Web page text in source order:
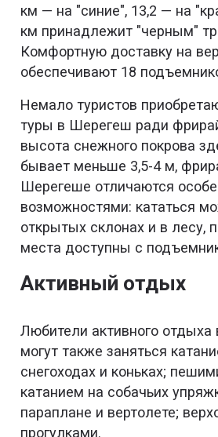
км — на "синие", 13,2 — на
км принадлежит "черным"
Комфортную доставку на
обеспечивают 18
Немало туристов
туры в Шерегеш ради
высота снежного покрова
бывает меньше 3,5-4 м,
Шерегеше отличаются
возможностями: кататься
открытых склонах и в лесу,
места доступны с
Активный отдых
Любители активного
могут также заняться
снегоходах и коньках;
катанием на собачьих
параплане и вертолете;
прогулками.